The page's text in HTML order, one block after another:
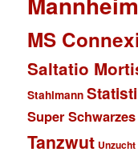
MS
Saltatio
Stahlmann
Super
Tanzwut Unzucht